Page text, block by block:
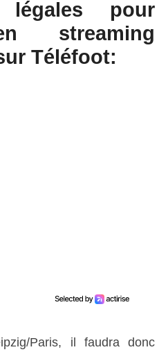
pour
streaming
Téléfoot:
Paris, il faudra donc